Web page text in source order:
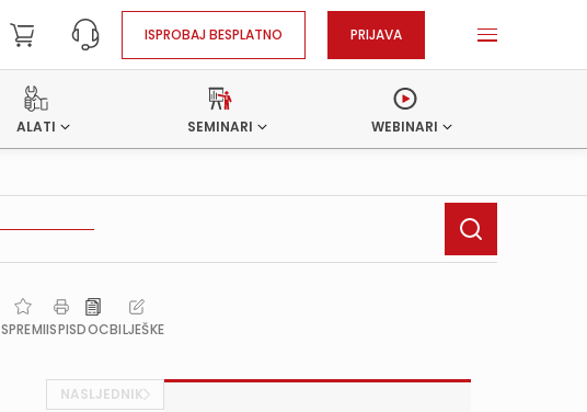
ISPROBAJ BESPLATNO PRIJAVA
ALATI SEMINARI WEBINARI
SPREMIISPISDOCBILJEŠKE
NASLJEDNIK